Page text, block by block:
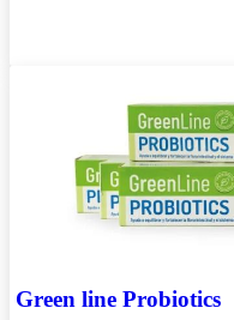
Green line Probiotics